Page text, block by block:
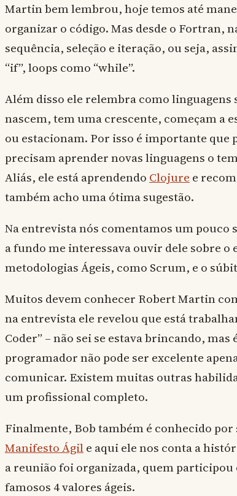
Martin bem lembrou, hoje temos até
organizar o código. Mas desde o Fortran,
sequência, seleção e iteração, ou seja,
“if”, loops como “while”.
Além disso ele relembra como linguagens
nascem, tem uma crescente, começam a
ou estacionam. Por isso é importante que
precisam aprender novas linguagens o
Aliás, ele está aprendendo Clojure e
também acho uma ótima sugestão.
Na entrevista nós comentamos um pouco
a fundo me interessava ouvir dele sobre o
metodologias Ágeis, como Scrum, e o
Muitos devem conhecer Robert Martin
na entrevista ele revelou que está
Coder” – não sei se estava brincando,
programador não pode ser excelente
comunicar. Existem muitas outras
um profissional completo.
Finalmente, Bob também é conhecido
Manifesto Ágile aqui ele nos conta a
a reunião foi organizada, quem participou
famosos 4 valores ágeis.